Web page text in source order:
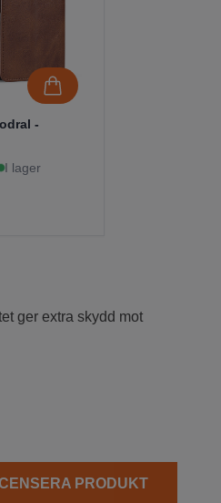
-
I lager
ger extra skydd mot
PRODUKT